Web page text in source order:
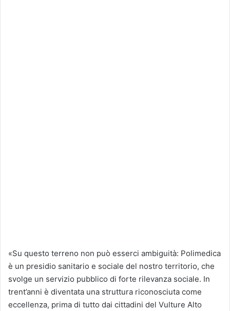
«Su questo terreno non può esserci ambiguità: Polimedica
è un presidio sanitario e sociale del nostro territorio, che
svolge un servizio pubblico di forte rilevanza sociale. In
trent’anni è diventata una struttura riconosciuta come
eccellenza, prima di tutto dai cittadini del Vulture Alto